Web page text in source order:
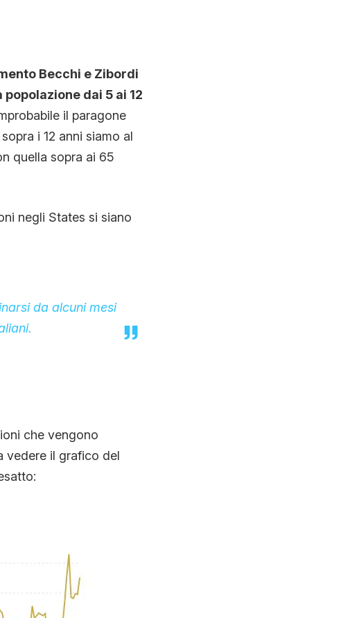
Becchi e Zibordi
dai 5 ai 12
il paragone
i 12 anni siamo al
quella sopra ai 65
negli States si siano
da alcuni mesi
che vengono
vedere il grafico del